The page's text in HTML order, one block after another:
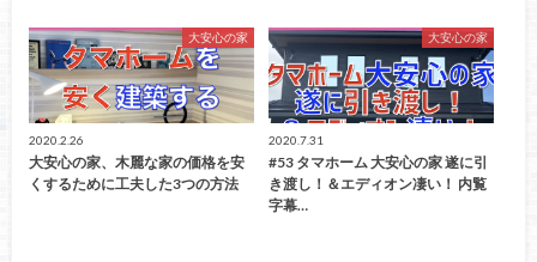
大安心の家
2020.2.26
大安心の家、木麗な家の価格を安
くするために工夫した3つの方法
大安心の家
2020.7.31
#53 タマホーム 大安心の家 遂に引
き渡し！＆エディオン凄い！ 内覧
字幕…